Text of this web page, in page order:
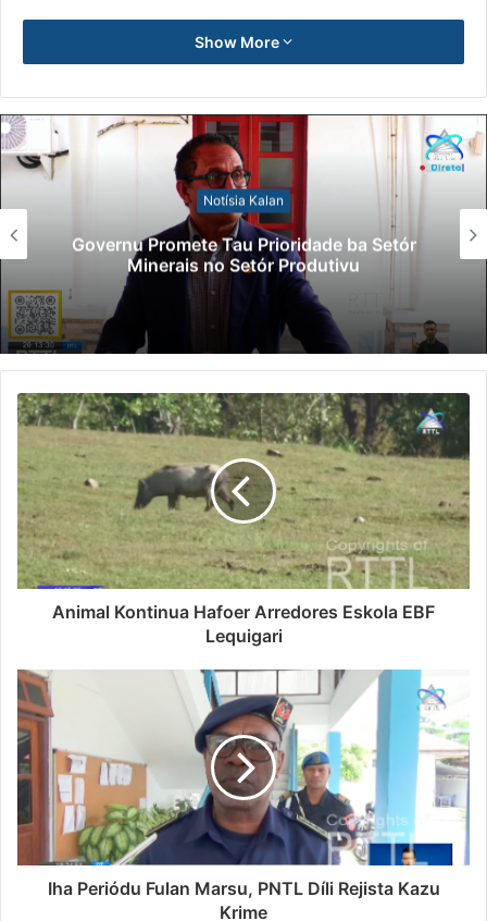
Show More
Notísia Kalan
Governu Promete Tau Prioridade ba Setór
Minerais no Setór Produtivu
Animal Kontinua Hafoer Arredores Eskola EBF
Lequigari
Iha Periódu Fulan Marsu, PNTL Díli Rejista Kazu
Krime